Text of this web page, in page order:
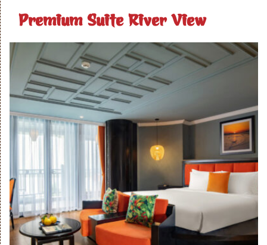
Premium Suite River View